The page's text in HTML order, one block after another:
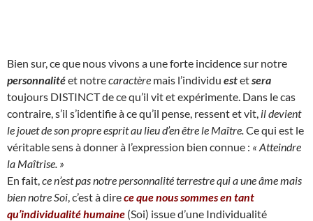
Bien sur, ce que nous vivons a une forte incidence sur notre
personnalitéet notrecaractère mais l’individu estetsera
toujours DISTINCT de ce qu’il vit et expérimente. Dans le cas
contraire, s’il s’identifie à ce qu’il pense, ressent et vit, il devient
le jouet de son propre esprit au lieu d’en être le Maître. Ce qui est le
véritable sens à donner à l’expression bien connue : « Atteindre
la Maîtrise. »
En fait, ce n’est pas notre personnalité terrestre qui a une âme mais
bien notre Soi , c’est à direce que nous sommes en tant
qu’individualité humaine (Soi) issue d’une Individualité